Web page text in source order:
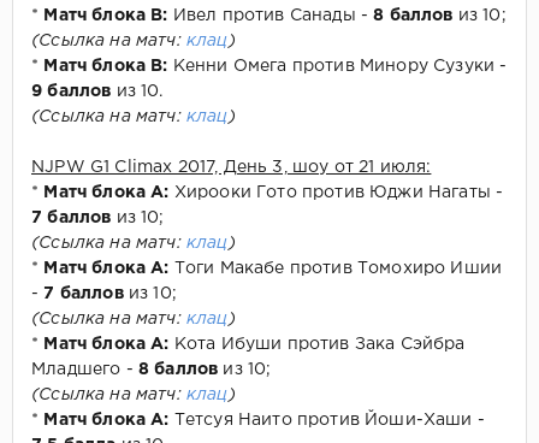
* Матч блока В: Ивел против Санады -8 баллов из 10;
(Ссылка на матч: клац)
* Матч блока В: Кенни Омега против Минору Сузуки -
9 баллов из 10.
(Ссылка на матч: клац)
NJPW G1 Climax 2017, День 3, шоу от 21 июля:
*
Матч блока А: Хирооки Гото против Юджи Нагаты -
7 баллов из 10;
(Ссылка на матч: клац)
* Матч блока А: Тоги Макабе против Томохиро Ишии
- 7 балловиз 10;
(Ссылка на матч: клац)
* Матч блока А: Кота Ибуши против Зака Сэйбра
Младшего - 8 баллов из 10;
(Ссылка на матч: клац)
* Матч блока А: Тетсуя Наито против Йоши-Хаши -